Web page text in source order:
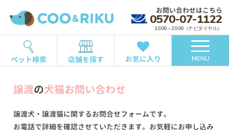
お問い合わせはこちら
0570-07-1122
10:00～20:00（ナビダイヤル）
ペット検索 店舗を探す お気に入り MENU
譲渡の犬猫お問い合わせ
譲渡犬・譲渡猫に関するお問合せフォームです。
お電話で詳細を確認させていただきます。お気軽にお申し込み